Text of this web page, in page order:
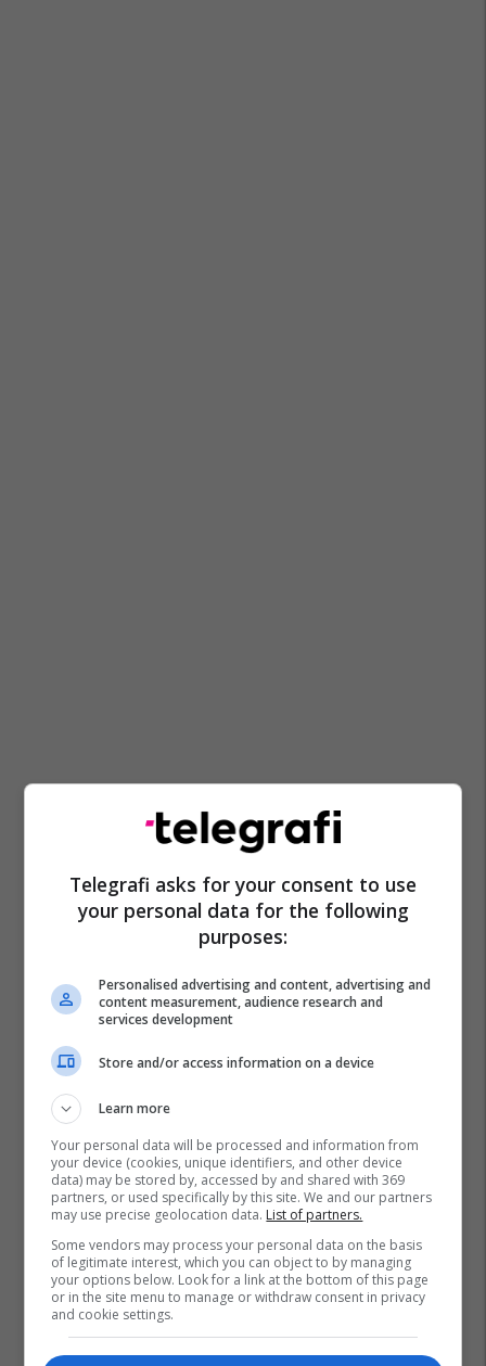
Fredi Beleri Kryeministri I Shqipërisë Edi Rama
Telegrafi asks for your consent to use
your personal data for the following
purposes:
Personalised advertising and content, advertising and
content measurement, audience research and
services development
Store and/or access information on a device
Learn more
Your personal data will be processed and information from
your device (cookies, unique identifiers, and other device
data) may be stored by, accessed by and shared with 369
partners, or used specifically by this site. We and our partners
may use precise geolocation data. List of partners.
Some vendors may process your personal data on the basis
of legitimate interest, which you can object to by managing
your options below. Look for a link at the bottom of this page
or in the site menu to manage or withdraw consent in privacy
and cookie settings.